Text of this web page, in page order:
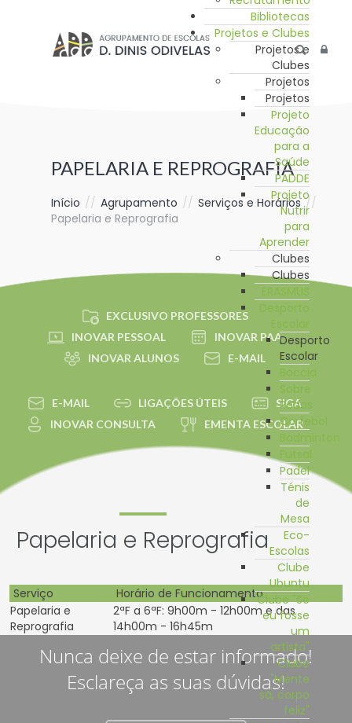
Bibliotecas
Projetos e Clubes
Projetos e
Clubes
Projetos
Projetos
Projeto
Educação
para a
Saúde
PADDE
Projeto
Nutrir
para
Aprender
Clubes
Clubes
ERASMUS
Desporto
Escolar
Desporto
Escolar
Boccia
Sobre
Rodas
Corfebol
Badminton
Futsal
Padel
Ténis
de
Mesa
Eco-
Escolas
Clube
Ubuntu
Clube "Se
eu fosse
um
artista"
Clube
"Mente
sã, corpo
feliz"
PAPELARIA E REPROGRAFIA
Início // Agrupamento // Serviços e Horários //
Papelaria e Reprografia
EXCLUSIVO PROFESSORES
INOVAR PESSOAL
INOVAR PAA
INOVAR ALUNOS
E-MAIL
E-MAIL LIGAÇÕES ÚTEIS
SIGA
INOVAR CONSULTA
EMENTA ESCOLAR
Papelaria e Reprografia
Serviço
Horário de Funcionamento
Papelaria e
Reprografia
2ªF a 6ªF: 9h00m - 12h00m e das
14h00m - 16h45m
Nunca deixe de estar informado!
Esclareça as suas dúvidas!